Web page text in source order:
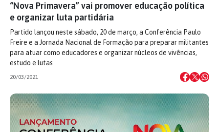
“Nova Primavera” vai promover educação política
e organizar luta partidária
Partido lançou neste sábado, 20 de março, a Conferência Paulo
Freire e a Jornada Nacional de Formação para preparar militantes
para atuar como educadores e organizar núcleos de vivências,
estudo e lutas
20/03/2021